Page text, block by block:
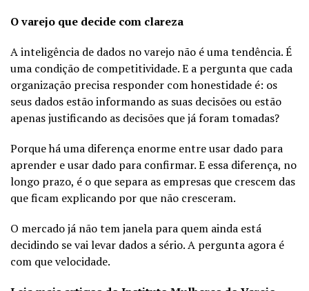
O varejo que decide com clareza
A inteligência de dados no varejo não é uma tendência. É
uma condição de competitividade. E a pergunta que cada
organização precisa responder com honestidade é: os
seus dados estão informando as suas decisões ou estão
apenas justificando as decisões que já foram tomadas?
Porque há uma diferença enorme entre usar dado para
aprender e usar dado para confirmar. E essa diferença, no
longo prazo, é o que separa as empresas que crescem das
que ficam explicando por que não cresceram.
O mercado já não tem janela para quem ainda está
decidindo se vai levar dados a sério. A pergunta agora é
com que velocidade.